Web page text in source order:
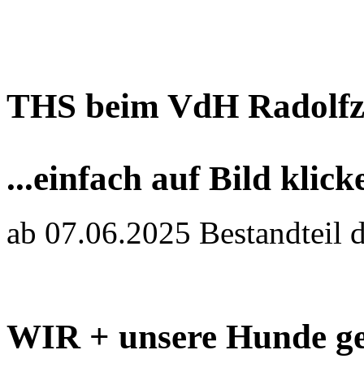
THS beim VdH
...einfach auf Bild
ab 07.06.2025 Bestandteil
WIR + unsere Hunde